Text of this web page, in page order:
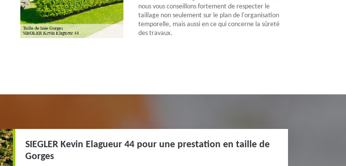
nous vous conseillons fortement de respecter le
taillage non seulement sur le plan de l'organisation
temporelle, mais aussi en ce qui concerne la sûreté
des travaux.
SIEGLER Kevin Elagueur 44 pour une prestation en taille de
Gorges